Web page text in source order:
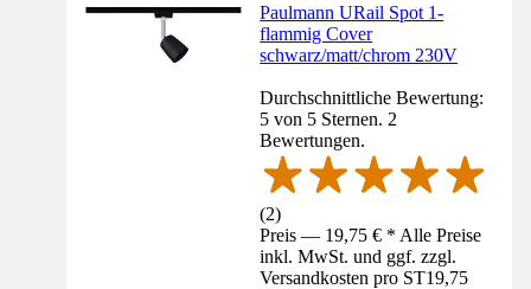
Paulmann URail Spot 1-
flammig Cover
schwarz/matt/chrom 230V
Durchschnittliche Bewertung:
5 von 5 Sternen. 2
Bewertungen.
(2)
Preis — 19,75 € * Alle Preise
inkl. MwSt. und ggf. zzgl.
Versandkosten pro ST19,75